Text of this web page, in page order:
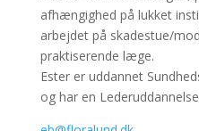
afhængighed på lukket
arbejdet på skadestue/
praktiserende læge.
Ester er uddannet
og har en